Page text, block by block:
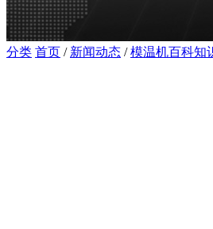
分类 首页 / 新闻动态 /模温机百科知